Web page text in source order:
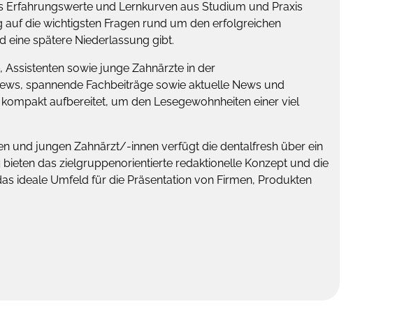
und Lernkurven aus Studium und Praxis
die wichtigsten Fragen rund um den erfolgreichen
eine spätere Niederlassung gibt.
sowie junge Zahnärzte in der
spannende Fachbeiträge sowie aktuelle News und
aufbereitet, um den Lesegewohnheiten einer viel
und jungen Zahnärzt/-innen verfügt die dentalfresh über ein
das zielgruppenorientierte redaktionelle Konzept und die
ideale Umfeld für die Präsentation von Firmen, Produkten